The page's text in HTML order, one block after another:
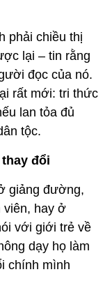
phải chiều thị
lại – tin rằng
đọc của nó.
rất mới: tri thức
lan tỏa đủ
tộc.
đổi
giảng đường,
viên, hay ở
với giới trẻ về
dạy họ làm
chính mình